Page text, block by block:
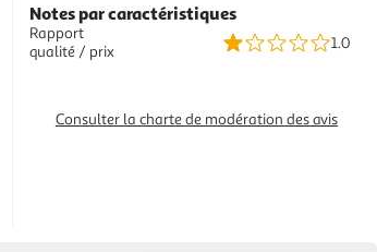
Notes par caractéristiques
Rapport
qualité / prix
1.0
Consulter la charte de modération des avis